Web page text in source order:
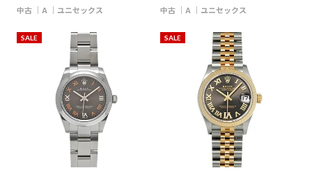
中古 A ユニセックス 中古 A ユニセックス
SALE SALE